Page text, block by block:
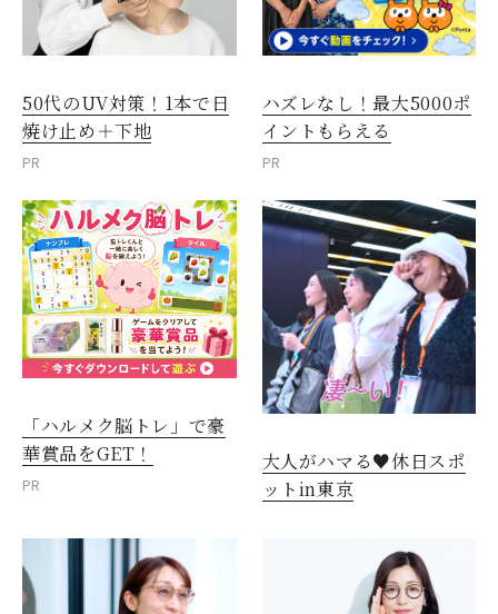
50代のUV対策！1本で日
焼け止め＋下地
PR
ハズレなし！最大5000ポ
イントもらえる
PR
「ハルメク脳トレ」で豪
華賞品をGET！
PR
大人がハマる♥休日スポ
ットin東京